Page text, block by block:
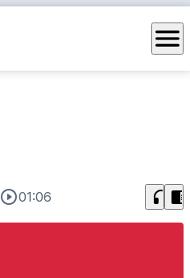
menu
play_circle_outline01:06 headphones chrome_reader_mode